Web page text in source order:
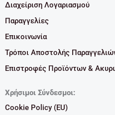
Διαχείριση Λογαριασμού
Παραγγελίες
Επικοινωνία
Τρόποι Αποστολής
Επιστροφές Προϊόντων &
Χρήσιμοι Σύνδεσμοι:
Cookie Policy (EU)